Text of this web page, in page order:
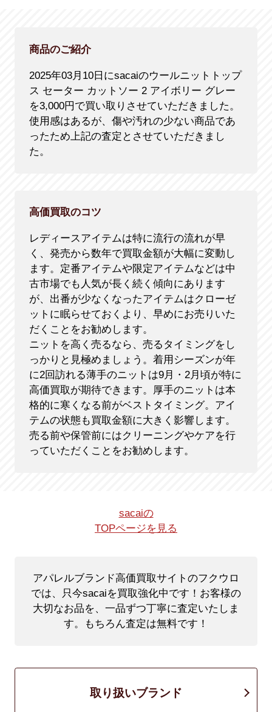
商品のご紹介
2025年03月10日にsacaiのウールニットトップ
ス セーター カットソー 2 アイボリー グレー
を3,000円で買い取りさせていただきました。
使用感はあるが、傷や汚れの少ない商品であ
ったため上記の査定とさせていただきまし
た。
高価買取のコツ
レディースアイテムは特に流行の流れが早
く、発売から数年で買取金額が大幅に変動し
ます。定番アイテムや限定アイテムなどは中
古市場でも人気が長く続く傾向にあります
が、出番が少なくなったアイテムはクローゼ
ットに眠らせておくより、早めにお売りいた
だくことをお勧めします。
ニットを高く売るなら、売るタイミングをし
っかりと見極めましょう。着用シーズンが年
に2回訪れる薄手のニットは9月・2月頃が特に
高価買取が期待できます。厚手のニットは本
格的に寒くなる前がベストタイミング。アイ
テムの状態も買取金額に大きく影響します。
売る前や保管前にはクリーニングやケアを行
っていただくことをお勧めします。
sacaiの
TOPページを見る
アパレルブランド高価買取サイトのフクウロ
では、只今sacaiを買取強化中です！ お客様の
大切なお品を、一品ずつ丁寧に査定いたしま
す。もちろん査定は無料です！
取り扱いブランド